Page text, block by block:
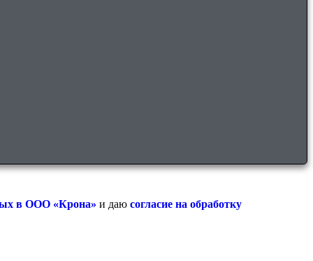
в ООО «Крона» и даю согласие на обработку